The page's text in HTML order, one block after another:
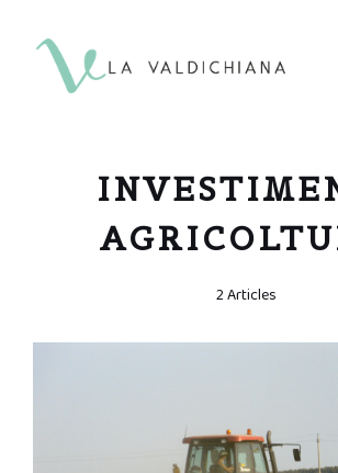
2 Articles